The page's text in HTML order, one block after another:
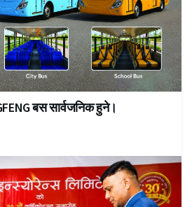
बस सार्वजनिक हुने।